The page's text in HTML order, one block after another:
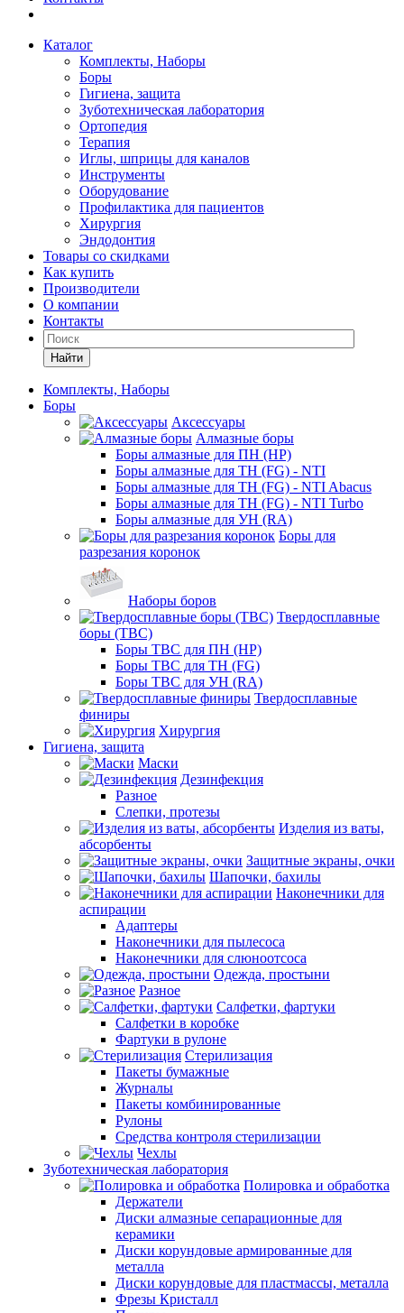
Каталог
Комплекты, Наборы
Боры
Гигиена, защита
Зуботехническая лаборатория
Ортопедия
Терапия
Иглы, шприцы для каналов
Инструменты
Оборудование
Профилактика для пациентов
Хирургия
Эндодонтия
Товары со скидками
Как купить
Производители
О компании
Контакты
Найти
Комплекты, Наборы
Боры
Аксессуары
Алмазные боры
Боры алмазные для ПН (HP)
Боры алмазные для ТН (FG) - NTI
Боры алмазные для ТН (FG) - NTI Abacus
Боры алмазные для ТН (FG) - NTI Turbo
Боры алмазные для УН (RA)
Боры для
разрезания коронок
Наборы боров
Твердосплавные
боры (ТВС)
Боры ТВС для ПН (HP)
Боры ТВС для ТН (FG)
Боры ТВС для УН (RA)
Твердосплавные
финиры
Хирургия
Гигиена, защита
Маски
Дезинфекция
Разное
Слепки, протезы
Изделия из ваты,
абсорбенты
Защитные экраны, очки
Шапочки, бахилы
Наконечники для
аспирации
Адаптеры
Наконечники для пылесоса
Наконечники для слюноотсоса
Одежда, простыни
Разное
Салфетки, фартуки
Салфетки в коробке
Фартуки в рулоне
Стерилизация
Пакеты бумажные
Журналы
Пакеты комбинированные
Рулоны
Средства контроля стерилизации
Чехлы
Зуботехническая лаборатория
Полировка и обработка
Держатели
Диски алмазные сепарационные для
керамики
Диски корундовые армированные для
металла
Диски корундовые для пластмассы, металла
Фрезы Кристалл